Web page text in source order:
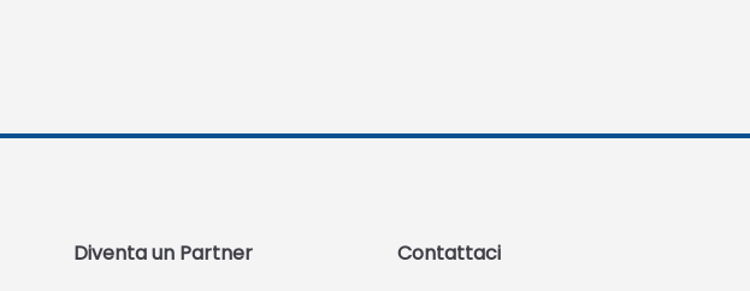
Diventa un Partner Contattaci
Hindi